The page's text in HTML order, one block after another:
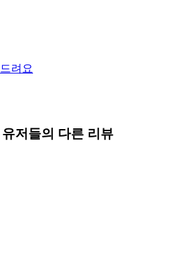
려요
저들의 다른 리뷰